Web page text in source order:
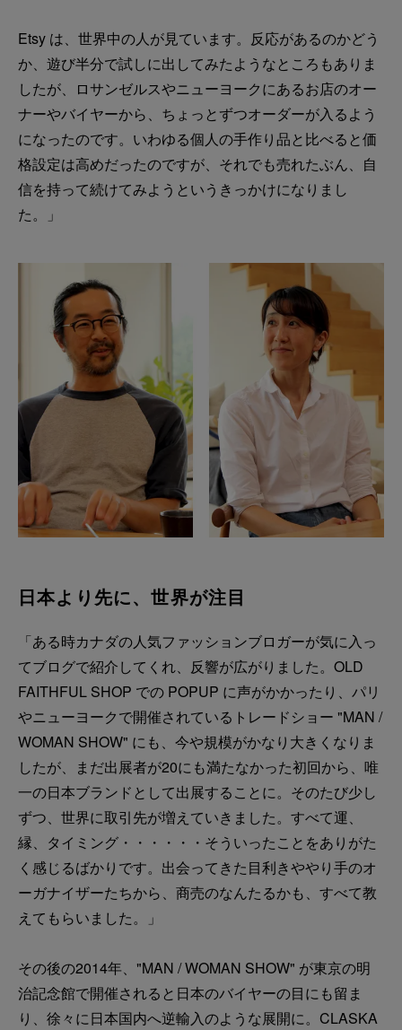
Etsy は、世界中の人が見ています。反応があるのかどう
か、遊び半分で試しに出してみたようなところもありま
したが、ロサンゼルスやニューヨークにあるお店のオー
ナーやバイヤーから、ちょっとずつオーダーが入るよう
になったのです。いわゆる個人の手作り品と比べると価
格設定は高めだったのですが、それでも売れたぶん、自
信を持って続けてみようというきっかけになりまし
た。」
日本より先に、世界が注目
「ある時カナダの人気ファッションブロガーが気に入っ
てブログで紹介してくれ、反響が広がりました。OLD
FAITHFUL SHOP での POPUP に声がかかったり、パリ
やニューヨークで開催されているトレードショー "MAN /
WOMAN SHOW" にも、今や規模がかなり大きくなりま
したが、まだ出展者が20にも満たなかった初回から、唯
一の日本ブランドとして出展することに。そのたび少し
ずつ、世界に取引先が増えていきました。すべて運、
縁、タイミング・・・・・・そういったことをありがた
く感じるばかりです。出会ってきた目利きややり手のオ
ーガナイザーたちから、商売のなんたるかも、すべて教
えてもらいました。」
その後の2014年、"MAN / WOMAN SHOW" が東京の明
治記念館で開催されると日本のバイヤーの目にも留ま
り、徐々に日本国内へ逆輸入のような展開に。CLASKA